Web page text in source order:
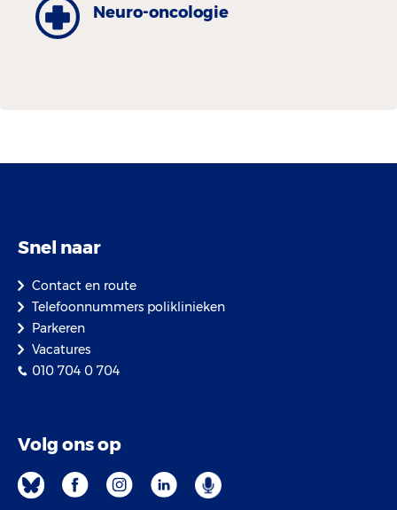
Neuro-oncologie
Snel naar
Contact en route
Telefoonnummers poliklinieken
Parkeren
Vacatures
010 704 0 704
Volg ons op